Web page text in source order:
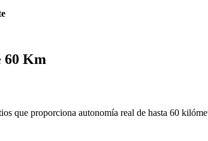
60 Km
que proporciona autonomía real de hasta 60